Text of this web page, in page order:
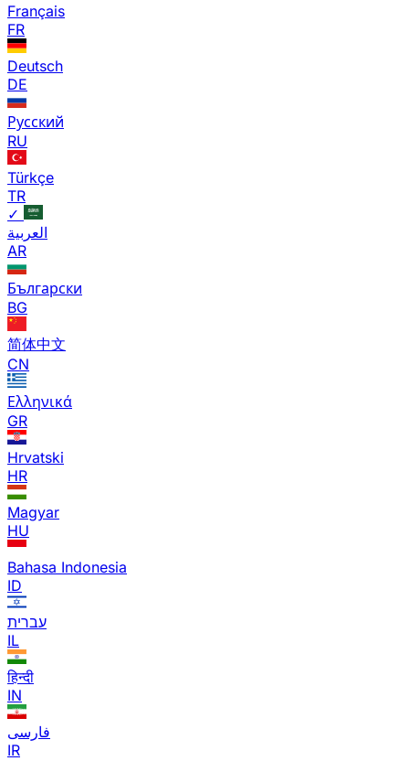
Français
FR
Deutsch
DE
Русский
RU
Türkçe
TR
✓
العربية
AR
Български
BG
简体中文
CN
Ελληνικά
GR
Hrvatski
HR
Magyar
HU
Bahasa Indonesia
ID
עברית
IL
हिन्दी
IN
فارسی
IR